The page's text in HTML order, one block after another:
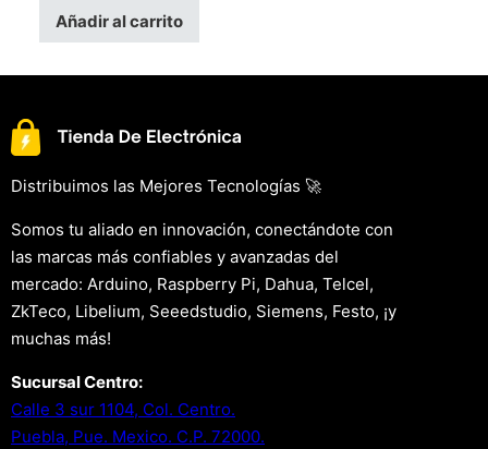
Añadir al carrito
Distribuimos las Mejores Tecnologías 🚀
Somos tu aliado en innovación, conectándote con
las marcas más confiables y avanzadas del
mercado: Arduino, Raspberry Pi, Dahua, Telcel,
ZkTeco, Libelium, Seeedstudio, Siemens, Festo, ¡y
muchas más!
Sucursal Centro:
Calle 3 sur 1104, Col. Centro.
Puebla, Pue. Mexico. C.P. 72000.